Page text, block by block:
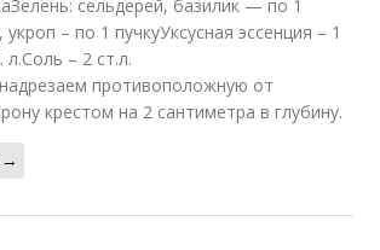
сельдерей, базилик — по 1
– по 1 пучкуУксусная эссенция – 1
л.Соль – 2 ст.л.
противоположную от
крестом на 2 сантиметра в глубину.
→